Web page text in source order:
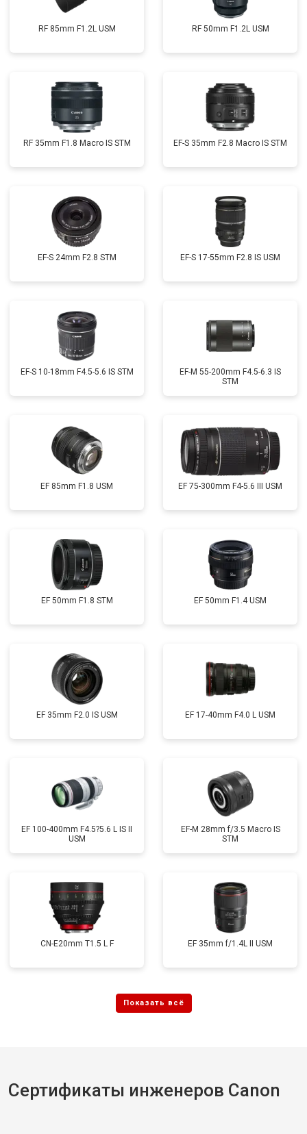
RF 85mm F1.2L USM RF 50mm F1.2L USM
RF 35mm F1.8 Macro IS STM EF-S 35mm F2.8 Macro IS STM
EF-S 24mm F2.8 STM EF-S 17-55mm F2.8 IS USM
EF-S 10-18mm F4.5-5.6 IS STM
EF-M 55-200mm F4.5-6.3 IS
STM
EF 85mm F1.8 USM EF 75-300mm F4-5.6 III USM
EF 50mm F1.8 STM EF 50mm F1.4 USM
EF 35mm F2.0 IS USM EF 17-40mm F4.0 L USM
EF 100-400mm F4.5?5.6 L IS II
USM
EF-M 28mm f/3.5 Macro IS
STM
CN-E20mm T1.5 L F EF 35mm f/1.4L II USM
Сертификаты инженеров Canon